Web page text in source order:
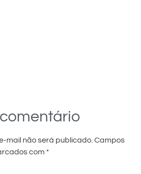
mail não será publicado. Campos
com *